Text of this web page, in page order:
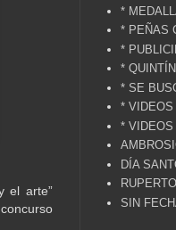
el arte”
*
* PEÑAS
*
*
* SE
* VIDEOS
* VIDEOS
DÍA
SIN